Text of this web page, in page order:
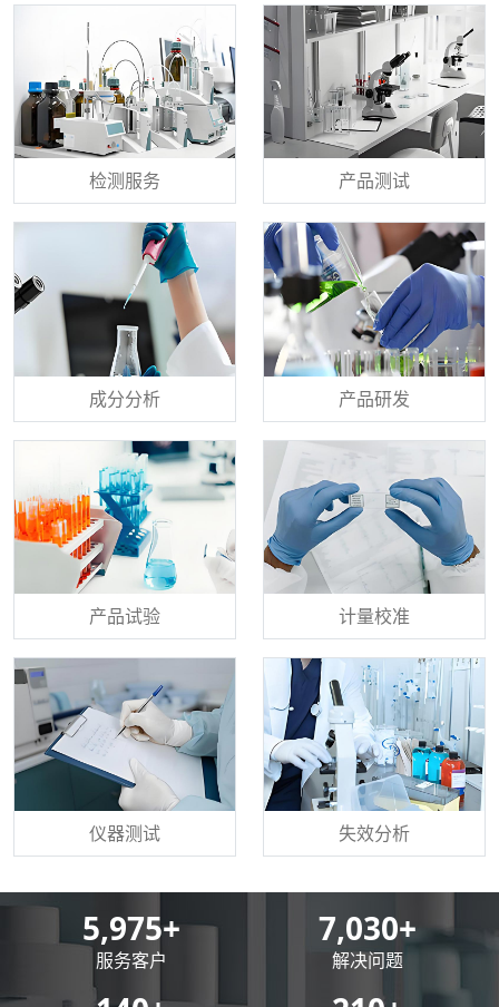
检测服务 产品测试
成分分析 产品研发
产品试验 计量校准
仪器测试 失效分析
8,500+
服务客户
10,000+
解决问题